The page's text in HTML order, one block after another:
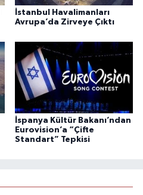
İstanbul Havalimanları
Avrupa’da Zirveye Çıktı
İspanya Kültür Bakanı’ndan
Eurovision’a “Çifte
Standart” Tepkisi